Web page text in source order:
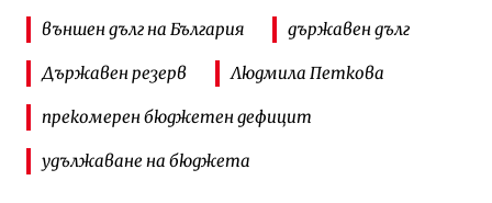
външен дълг на България държавен дълг
Държавен резерв Людмила Петкова
прекомерен бюджетен дефицит
удължаване на бюджета